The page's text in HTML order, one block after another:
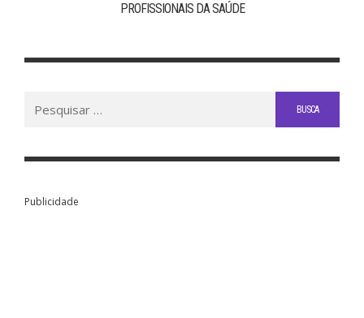
PROFISSIONAIS DA SAÚDE
Publicidade